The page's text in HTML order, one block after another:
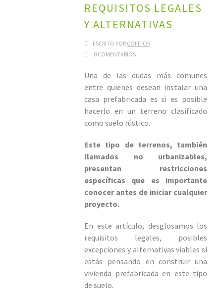
REQUISITOS LEGALES
Y ALTERNATIVAS
ESCRITO POR COFITOR
0 COMENTARIOS
Una de las dudas más comunes
entre quienes desean instalar una
casa prefabricada es si es posible
hacerlo en un terreno clasificado
como suelo rústico.
Este tipo de terrenos, también
llamados no urbanizables,
presentan restricciones
específicas que es importante
conocer antes de iniciar cualquier
proyecto.
En este artículo, desglosamos los
requisitos legales, posibles
excepciones y alternativas viables si
estás pensando en construir una
vivienda prefabricada en este tipo
de suelo.